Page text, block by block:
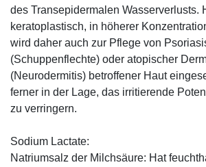
des Transepidermalen Wasserverlusts.
keratoplastisch, in höherer
wird daher auch zur Pflege von
(Schuppenflechte) oder atopischer
(Neurodermitis) betroffener Haut
ferner in der Lage, das irritierende
zu verringern.
Sodium Lactate:
Natriumsalz der Milchsäure: Hat